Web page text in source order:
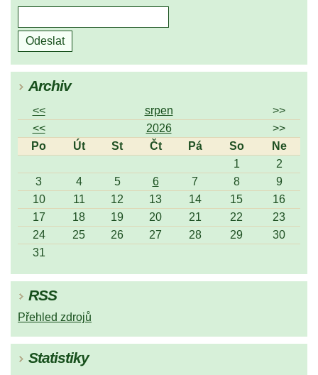
Archiv
<< srpen
>>
<<
2026
>>
Po
Út St Čt Pá So
Ne
1
2
3
4 5 6 7 8
9
10
11 12 13 14 15
16
17
18 19 20 21 22
23
24
25 26 27 28 29
30
31
RSS
Přehled zdrojů
Statistiky